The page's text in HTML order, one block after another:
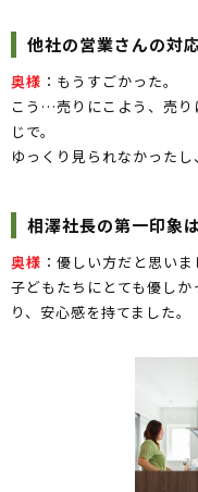
他社の営業さんの対
奥様 ：もうすごかった。
こう…売りにこよう、売
じで。
ゆっくり見られなかった
相澤社長の第一印象
奥様 ：優しい方だと思いま
子どもたちにとても優し
り、安心感を持てました。